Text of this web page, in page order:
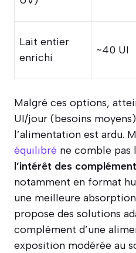
Lait entier
enrichi
~40 UI
Malgré ces options,
UI/jour (besoins
l’alimentation est ardu.
équilibré ne comble pas
l’intérêt des
notamment en format
une meilleure
propose des solutions
complément d’une
exposition modérée au